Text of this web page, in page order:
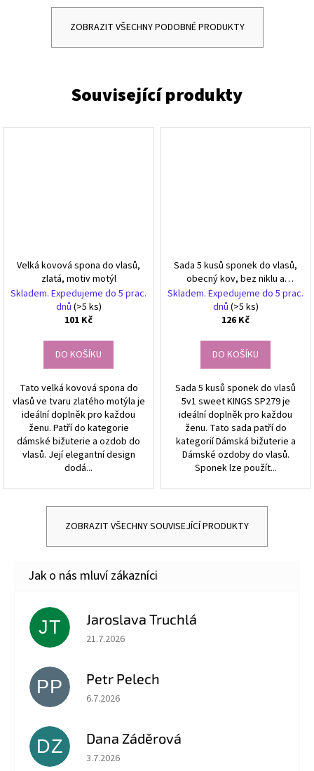
ZOBRAZIT VŠECHNY PODOBNÉ PRODUKTY
Velká kovová spona do vlasů,
zlatá, motiv motýl
Skladem. Expedujeme do 5 prac.
dnů (>5 ks)
101 Kč
DO KOŠÍKU
Tato velká kovová spona do
vlasů ve tvaru zlatého motýla je
ideální doplněk pro každou
ženu. Patří do kategorie
dámské bižuterie a ozdob do
vlasů. Její elegantní design
dodá...
Sada 5 kusů sponek do vlasů,
obecný kov, bez niklu a
chromu, rozměry 15x7,5x1,5
cm
Skladem. Expedujeme do 5 prac.
dnů (>5 ks)
126 Kč
DO KOŠÍKU
Sada 5 kusů sponek do vlasů
5v1 sweet KINGS SP279 je
ideální doplněk pro každou
ženu. Tato sada patří do
kategorií Dámská bižuterie a
Dámské ozdoby do vlasů.
Sponek lze použít...
ZOBRAZIT VŠECHNY SOUVISEJÍCÍ PRODUKTY
JT Jaroslava Truchlá
Hodnocení obchodu je 5 z 5 hvězdiček.
21.7.2026
PP Petr Pelech
Hodnocení obchodu je 5 z 5 hvězdiček.
6.7.2026
DZ Dana Záděrová
Hodnocení obchodu je 5 z 5 hvězdiček.
3.7.2026